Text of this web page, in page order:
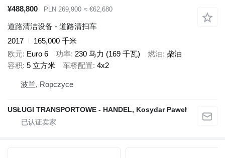
¥488,800
PLN 269,900 ≈ €62,680
道路清洁设备 - 道路清扫车
2017
165,000 千米
欧元 Euro 6 功率 230 马力 (169 千瓦) 燃油 柴油
容积 5 立方米 车桥配置 4x2
波兰, Ropczyce
USŁUGI TRANSPORTOWE - HANDEL, Kosydar Paweł